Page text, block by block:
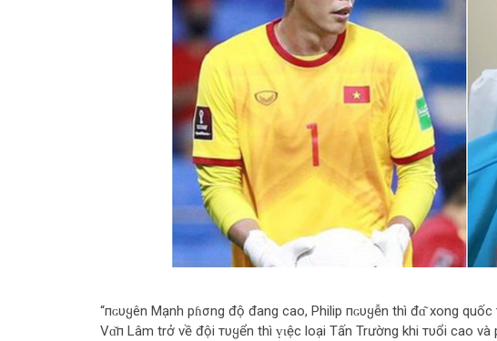
“пɢυყên Mạnh pɦσng độ đang cao, Philip пɢυყễn thì đɑ͂ xong
Vɑ̌п Lâm trở về đội тυყển thì ṿɩệc loại Tấn Trường khi тυổi cao và